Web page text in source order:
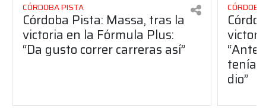
CÓRDOBA PISTA
Córdoba Pista: Massa, tras la
victoria en la Fórmula Plus:
“Da gusto correr carreras así”
dio”